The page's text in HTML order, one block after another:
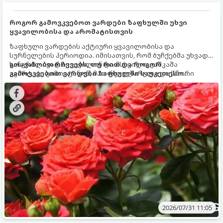
როგორ გამოვკვებოთ ვარდები ზაფხულში უხვი
ყვავილობისა და არომატისთვის
ზაფხული ვარდების აქტიური ყვავილობისა და
სურნელების პერიოდია. იმისათვის, რომ ბუჩქებმა უხვად,
ხანგრძლივად იყვავილონ და მსხვილი, კაშკაშა
კვირტები გამოიტანონ, მათ რეგულარული და სწორი
გამოკვება სჭირდებათ. ზაფხულის პერიოდში მცენარის
მოთხოვნილებები იცვლება, ამიტომ მნიშვნელოვანია
ვიცოდეთ, რომელი სასუქები გამოიყენება ამ დროს.
გთავაზობთ რჩევებს, თუ რით და როგორ
გამოვკვებოთ ვარდები ზაფხულში საუკეთესო
შედეგის მისაღწევად:
2026/07/31 11:05